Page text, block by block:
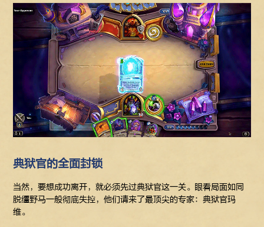
典狱官的全面封锁
当然，要想成功离开，就必须先过典狱官这一关。眼看局面如同
脱缰野马一般彻底失控，他们请来了最顶尖的专家：典狱官玛
维。